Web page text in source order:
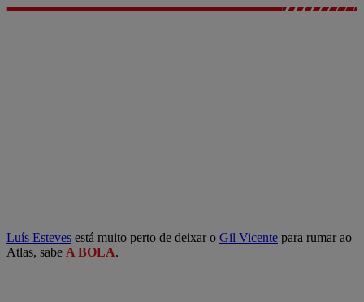
Luís Esteves está muito perto de deixar o Gil Vicente para rumar ao
Atlas, sabe A BOLA.